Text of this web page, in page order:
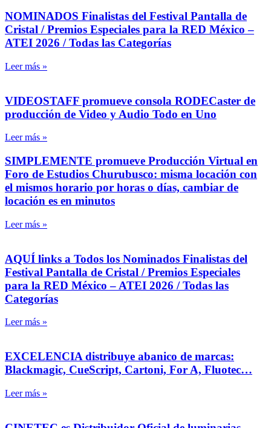
NOMINADOS Finalistas del Festival Pantalla de
Cristal / Premios Especiales para la RED México –
ATEI 2026 / Todas las Categorías
Leer más »
VIDEOSTAFF promueve consola RODECaster de
producción de Video y Audio Todo en Uno
Leer más »
SIMPLEMENTE promueve Producción Virtual en
Foro de Estudios Churubusco: misma locación con
el mismos horario por horas o días, cambiar de
locación es en minutos
Leer más »
AQUÍ links a Todos los Nominados Finalistas del
Festival Pantalla de Cristal / Premios Especiales
para la RED México – ATEI 2026 / Todas las
Categorías
Leer más »
EXCELENCIA distribuye abanico de marcas:
Blackmagic, CueScript, Cartoni, For A, Fluotec…
Leer más »